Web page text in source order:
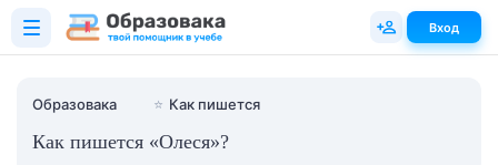
Образовака ⭐ Как пишется
Как пишется «Олеся»?
Вход